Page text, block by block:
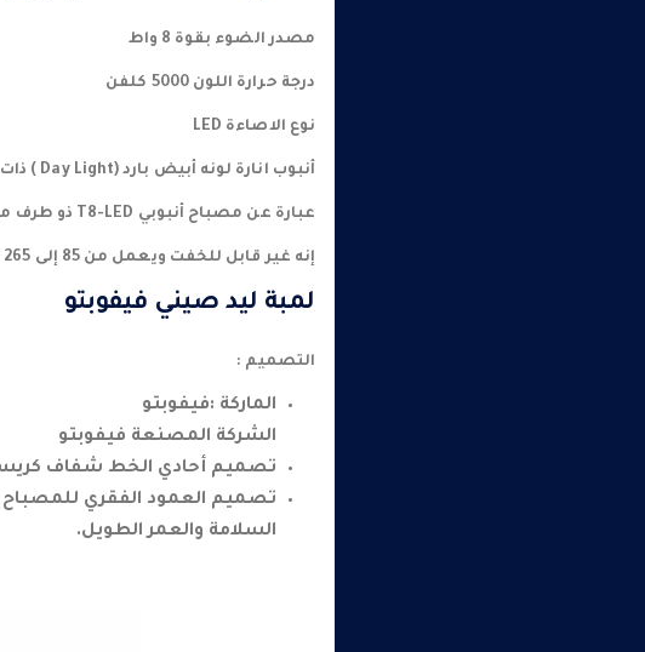
مصدر الضوء بقوة 8 واط
درجة حرارة اللون 5000 كلفن
نوع الاصاءة LED
أنبوب انارة لونه أبيض بارد (Day Light ) ذات ابعاد 60 * 60 * 2 سم واللمبة مصنوعة من مادة الألمنيوم والبلاستيك .
عبارة عن مصباح أنبوبي T8-LED ذو طرف مزدوج بإجمالي طاقة إدخال 8W لتحل محل فلورسنت المصباح الأسود الموفر للطاقة .
إنه غير قابل للخفت ويعمل من 85 إلى 265 فولت تيار متردد.
لمبة ليد صيني فيفوبتو
التصميم :
الماركة :فيفوبتو
الشركة المصنعة فيفوبتو
تصميم أحادي الخط شفاف كريستالي:
تصميم العمود الفقري للمصباح
السلامة والعمر الطويل.